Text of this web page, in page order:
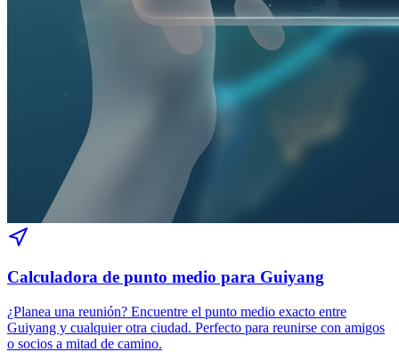
Calculadora de punto medio para Guiyang
¿Planea una reunión? Encuentre el punto medio exacto entre
Guiyang y cualquier otra ciudad. Perfecto para reunirse con amigos
o socios a mitad de camino.